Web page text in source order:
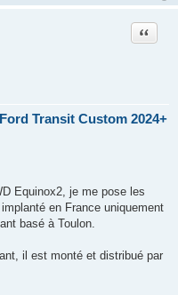
Transit Custom 2024+
Citation
Equinox2, je me pose les
en France uniquement
basé à Toulon.
il est monté et distribué par